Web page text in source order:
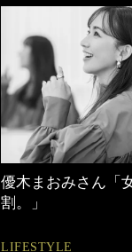
優木まおみさん「
割。」
LIFESTYLE